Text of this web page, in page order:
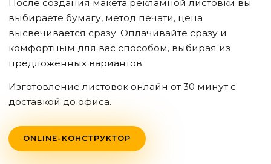
После создания макета рекламной листовки вы
выбираете бумагу, метод печати, цена
высвечивается сразу. Оплачивайте сразу и
комфортным для вас способом, выбирая из
предложенных вариантов.
Изготовление листовок онлайн от 30 минут с
доставкой до офиса.
ONLINE-КОНСТРУКТОР